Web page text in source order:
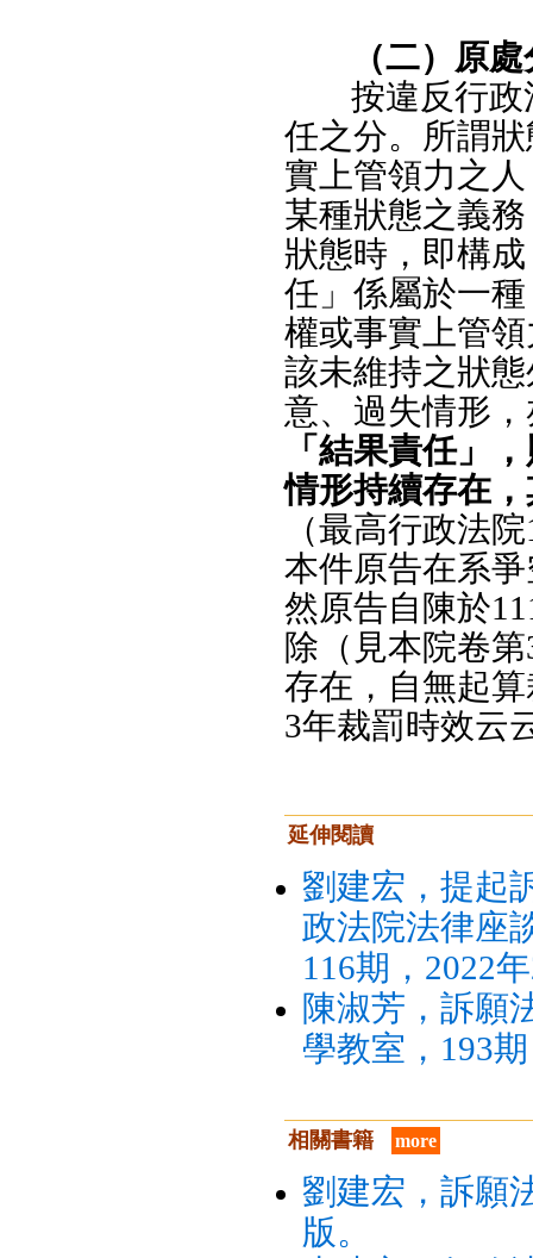
（二）原
按違反行
任之分。所謂
實上管領力之
某種狀態之義
狀態時，即構
任」係屬於一
權或事實上管
該未維持之狀
意、過失情形
「結果責任」
情形持續存在
（最高行政法
本件原告在系
然原告自陳於
除（見本院卷
存在，自無起
3年裁罰時效云
延伸閱讀
劉建宏，提起
政法院法律座
116期，2022
陳淑芳，訴願
學教室，193
相關書籍 more
劉建宏，訴願
版。